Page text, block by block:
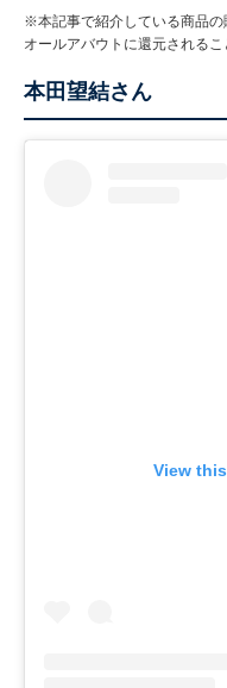
※本記事で紹介している商品
オールアバウトに還元されるこ
本田望結さん
View